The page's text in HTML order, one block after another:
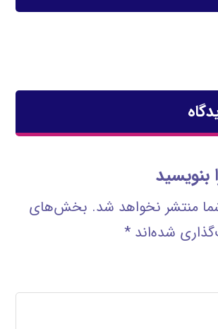
بنویسید
منتشر نخواهد شد. بخش‌های
شده‌اند*